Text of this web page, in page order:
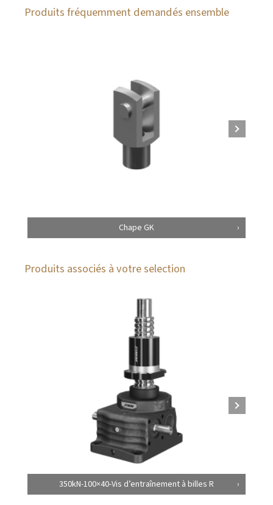
Produits fréquemment demandés ensemble
Chape GK
Produits associés à votre selection
350kN-100×40-Vis d’entraînement à billes R